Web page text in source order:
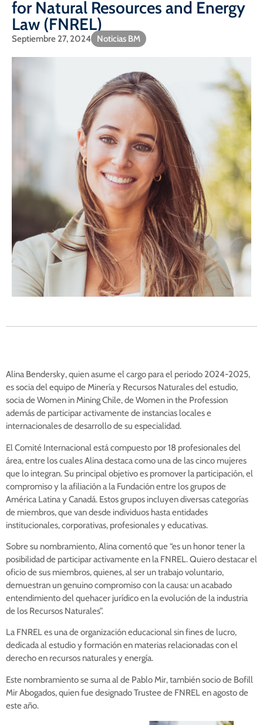
for Natural Resources and Energy
Law (FNREL)
Septiembre 27, 2024 Noticias BM
Alina Bendersky, quien asume el cargo para el periodo 2024-2025,
es socia del equipo de Minería y Recursos Naturales del estudio,
socia de Women in Mining Chile, de Women in the Profession
además de participar activamente de instancias locales e
internacionales de desarrollo de su especialidad.
El Comité Internacional está compuesto por 18 profesionales del
área, entre los cuales Alina destaca como una de las cinco mujeres
que lo integran. Su principal objetivo es promover la participación, el
compromiso y la afiliación a la Fundación entre los grupos de
América Latina y Canadá. Estos grupos incluyen diversas categorías
de miembros, que van desde individuos hasta entidades
institucionales, corporativas, profesionales y educativas.
Sobre su nombramiento, Alina comentó que “es un honor tener la
posibilidad de participar activamente en la FNREL. Quiero destacar el
oficio de sus miembros, quienes, al ser un trabajo voluntario,
demuestran un genuino compromiso con la causa: un acabado
entendimiento del quehacer jurídico en la evolución de la industria
de los Recursos Naturales”.
La FNREL es una de organización educacional sin fines de lucro,
dedicada al estudio y formación en materias relacionadas con el
derecho en recursos naturales y energía.
Este nombramiento se suma al de Pablo Mir, también socio de Bofill
Mir Abogados, quien fue designado Trustee de FNREL en agosto de
este año.